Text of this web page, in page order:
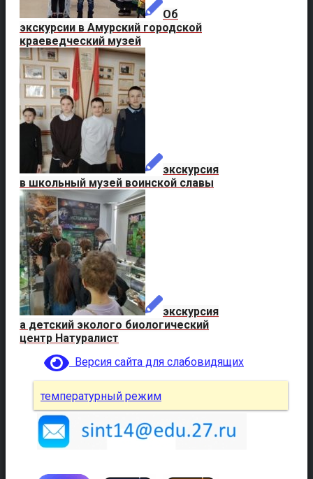
Об
экскурсии в Амурский городской
краеведческий музей
экскурсия
в школьный музей воинской славы
экскурсия
а детский эколого биологический
центр Натуралист
Версия сайта для слабовидящих
температурный режим